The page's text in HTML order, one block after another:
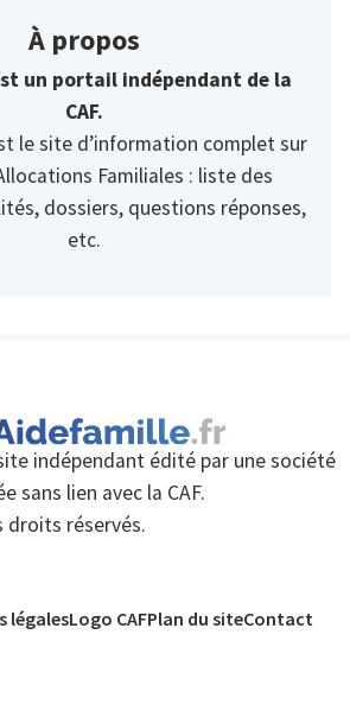
À propos
un portail indépendant de la
CAF.
le site d’information complet sur
Familiales : liste des
dossiers, questions réponses,
etc.
indépendant édité par une société
sans lien avec la CAF.
droits réservés.
légalesLogo CAFPlan du siteContact